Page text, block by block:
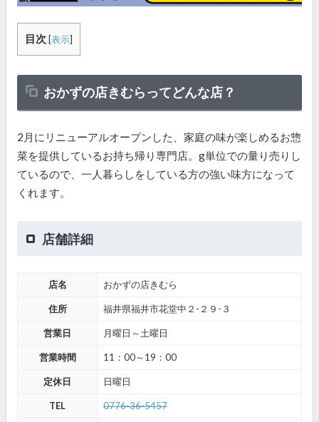
目次 [表示]
おかずの店きむらってどんな店？
2月にリニューアルオープンした、家庭の味が楽しめるお惣
菜を提供しているお持ち帰り専門店。g単位での量り売りし
ているので、一人暮らしをしている方の強い味方になって
くれます。
店舗詳細
店名 おかずの店きむら
住所 福井県福井市花堂中２-２９-３
営業日 月曜日～土曜日
営業時間 11：00～19：00
定休日 日曜日
TEL 0776-36-5457